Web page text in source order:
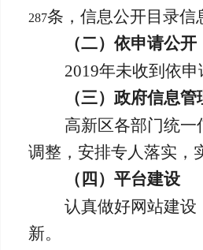
287条，信息公开目录信
（二）依申请公开
2019年未收到依申
（三）政府信息管
高新区各部门统
调整，安排专人落实，
（四）平台建设
认真做好网站建设
新。